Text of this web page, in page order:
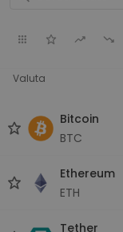
Valuta
Bitcoin
BTC
Ethereum
ETH
Tether